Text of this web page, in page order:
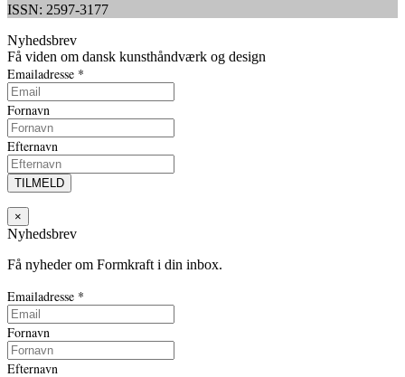
ISSN: 2597-3177
Nyhedsbrev
Få viden om dansk kunsthåndværk og design
Emailadresse *
Fornavn
Efternavn
×
Nyhedsbrev
Få nyheder om Formkraft i din inbox.
Emailadresse *
Fornavn
Efternavn